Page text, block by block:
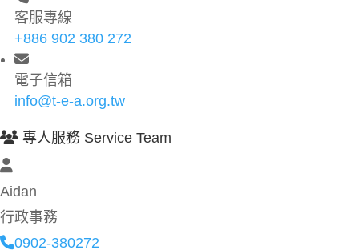
客服專線
+886 902 380 272
電子信箱
info@t-e-a.org.tw
專人服務 Service Team
Aidan
行政事務
0902-380272